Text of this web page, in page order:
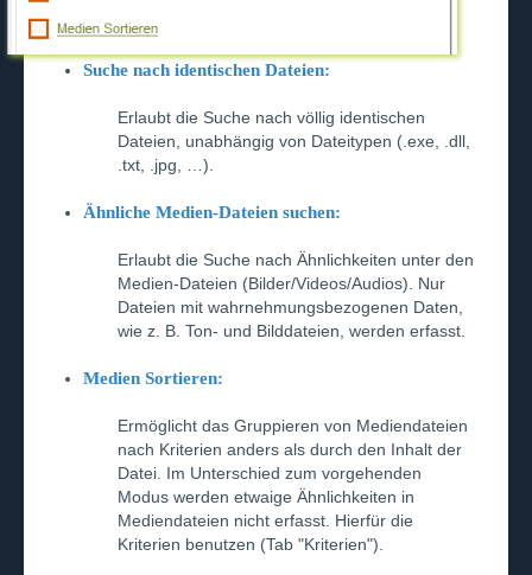
Suche nach identischen Dateien:
Erlaubt die Suche nach völlig identischen
Dateien, unabhängig von Dateitypen (.exe, .dll,
.txt, .jpg, …).
Ähnliche Medien-Dateien suchen:
Erlaubt die Suche nach Ähnlichkeiten unter den
Medien-Dateien (Bilder/Videos/Audios). Nur
Dateien mit wahrnehmungsbezogenen Daten,
wie z. B. Ton- und Bilddateien, werden erfasst.
Medien Sortieren:
Ermöglicht das Gruppieren von Mediendateien
nach Kriterien anders als durch den Inhalt der
Datei. Im Unterschied zum vorgehenden
Modus werden etwaige Ähnlichkeiten in
Mediendateien nicht erfasst. Hierfür die
Kriterien benutzen (Tab "Kriterien").